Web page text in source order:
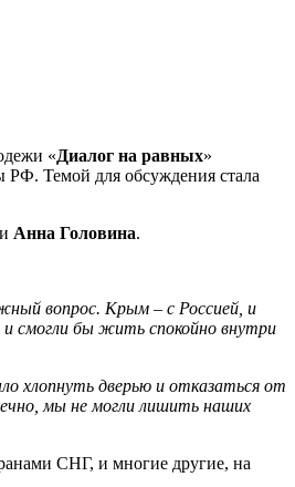
«Диалог на равных»
РФ. Темой для обсуждения стала
Анна Головина.
вопрос. Крым – с Россией, и
смогли бы жить спокойно внутри
хлопнуть дверью и отказаться от
мы не могли лишить наших
СНГ, и многие другие, на